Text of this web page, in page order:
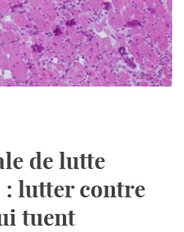
de lutte
: lutter contre
tuent